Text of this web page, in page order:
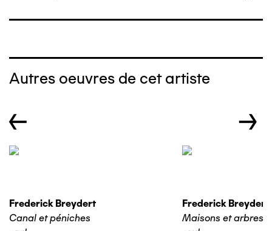
Autres oeuvres de cet artiste
← →
Frederick Breydert
Canal et péniches
Frederick Breydert
Maisons et arbres